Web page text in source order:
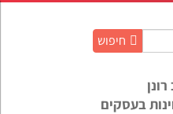
חיפוש
בעסקים